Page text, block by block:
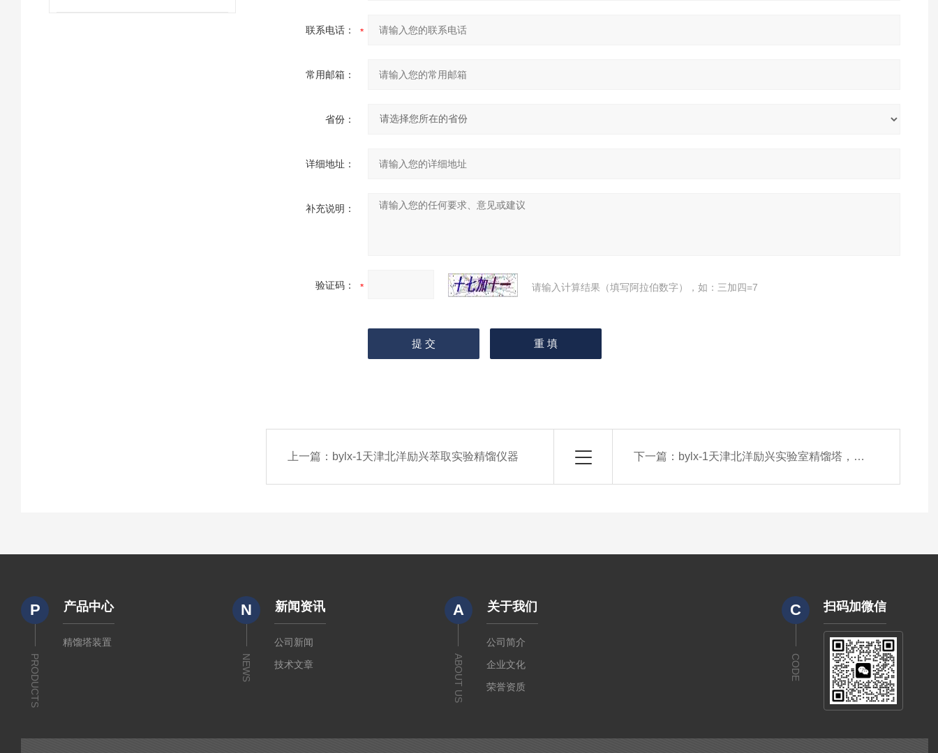
联系电话：
常用邮箱：
省份：
详细地址：
补充说明：
验证码： 请输入计算结果（填写阿拉伯数字），如：三加四=7
上一篇： bylx-1天津北洋励兴萃取实验精馏仪器 下一篇： bylx-1天津北洋励兴实验室精馏塔，填料塔实验装置
P
PRODUCTS
产品中心
精馏塔装置
N
NEWS
新闻资讯
公司新闻
技术文章
A
ABOUT US
关于我们
公司简介
企业文化
荣誉资质
C
CODE
扫码加微信